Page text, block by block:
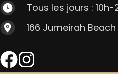
Tous les jours : 10h-
166 Jumeirah